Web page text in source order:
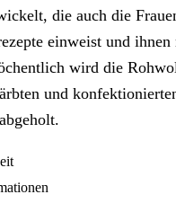
die auch die
einweist und ihnen
wird die
und